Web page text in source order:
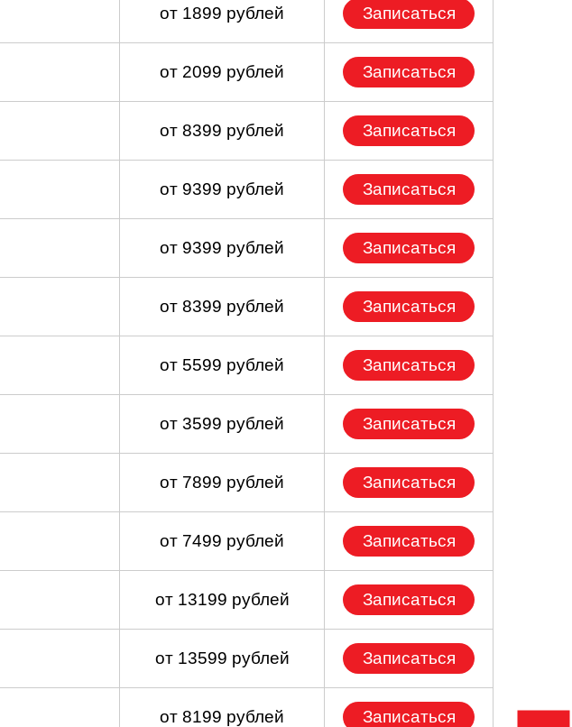
от 1899 рублей Записаться
от 2099 рублей Записаться
от 8399 рублей Записаться
от 9399 рублей Записаться
от 9399 рублей Записаться
от 8399 рублей Записаться
от 5599 рублей Записаться
от 3599 рублей Записаться
от 7899 рублей Записаться
от 7499 рублей Записаться
от 13199 рублей Записаться
от 13599 рублей Записаться
от 8199 рублей Записаться